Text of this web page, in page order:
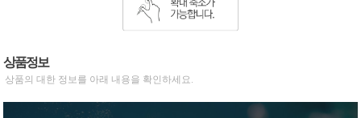
상품정보
상품의 대한 정보를 아래 내용을 확인하세요.